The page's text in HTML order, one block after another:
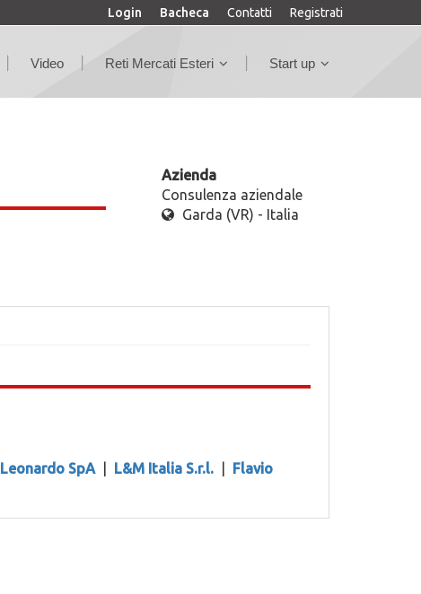
Login Bacheca Contatti Registrati
Video Reti Mercati Esteri Start up
Azienda
Consulenza aziendale
Garda (VR) - Italia
Leonardo SpA L&M Italia S.r.l.
Flavio